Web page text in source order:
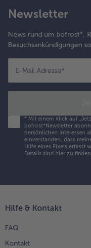
Newsletter
News rund um bofrost*,
Besuchsankündigungen
E-Mail Adresse*
* Mit einem Klick auf
bofrost*Newsletter
persönlichen Interessen
einverstanden, dass
Hilfe eines Pixels erfasst
Details sind hier zu
Hilfe & Kontakt
FAQ
Kontakt